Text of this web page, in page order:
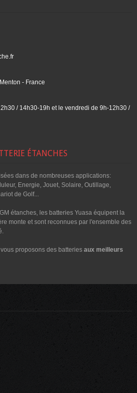
Menton - France
/ 14h30-19h et le vendredi de 9h-12h30 /
ÉTANCHES
dans de nombreuses applications:
Energie, Jouet, Solaire, Outillage,
de Golf...
étanches, les batteries Yuasa équipent la
monte et sont reconnues par l'ensemble des
proposons des batteries aux meilleurs